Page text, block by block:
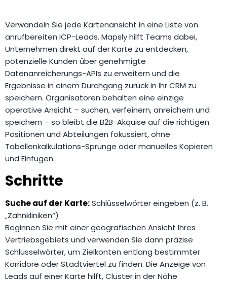
Verwandeln Sie jede Kartenansicht in eine Liste von
anrufbereiten ICP-Leads. Mapsly hilft Teams dabei,
Unternehmen direkt auf der Karte zu entdecken,
potenzielle Kunden über genehmigte
Datenanreicherungs-APIs zu erweitern und die
Ergebnisse in einem Durchgang zurück in Ihr CRM zu
speichern. Organisatoren behalten eine einzige
operative Ansicht – suchen, verfeinern, anreichern und
speichern – so bleibt die B2B-Akquise auf die richtigen
Positionen und Abteilungen fokussiert, ohne
Tabellenkalkulations-Sprünge oder manuelles Kopieren
und Einfügen.
Schritte
Suche auf der Karte:Schlüsselwörter eingeben (z. B.
„Zahnkliniken“)
Beginnen Sie mit einer geografischen Ansicht Ihres
Vertriebsgebiets und verwenden Sie dann präzise
Schlüsselwörter, um Zielkonten entlang bestimmter
Korridore oder Stadtviertel zu finden. Die Anzeige von
Leads auf einer Karte hilft, Cluster in der Nähe